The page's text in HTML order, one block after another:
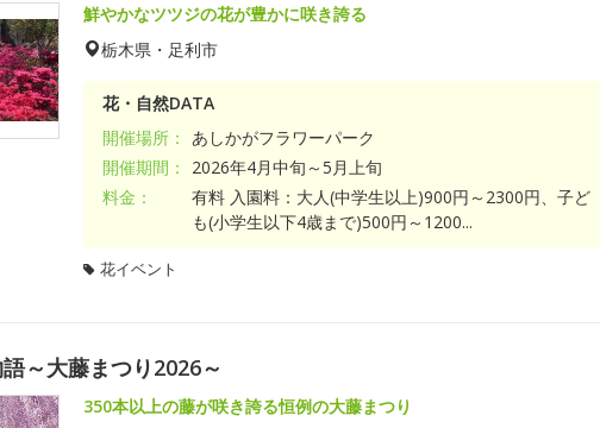
鮮やかなツツジの花が豊かに咲き誇る
栃木県・足利市
花・自然DATA
開催場所：
あしかがフラワーパーク
開催期間：
2026年4月中旬～5月上旬
料金：
有料 入園料：大人(中学生以上)900円～2300円、子ど
も(小学生以下4歳まで)500円～1200...
花イベント
～大藤まつり2026～
350本以上の藤が咲き誇る恒例の大藤まつり